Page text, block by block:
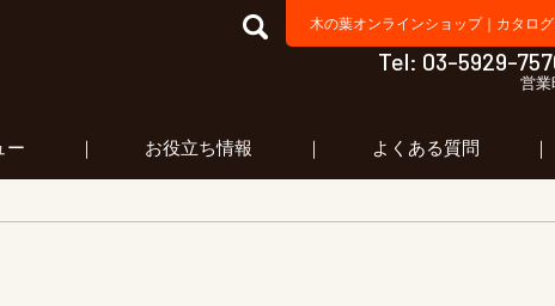
フードパッケージ マーケティング ラボ 合同会社木の葉
木の葉オンラインショップ｜ カタロ
Tel: 03-5929-
営業
ー お役立ち情報 よくある質問